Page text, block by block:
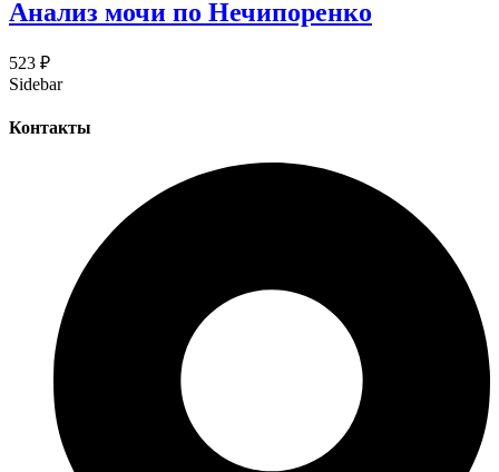
Анализ мочи по Нечипоренко
523 ₽
Sidebar
Контакты